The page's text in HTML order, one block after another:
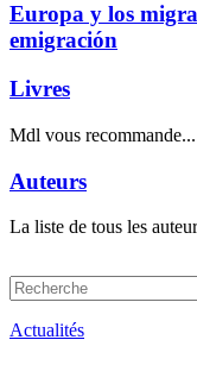
Europa y los
emigración
Livres
Mdl vous recommande...
Auteurs
La liste de tous les
Actualités